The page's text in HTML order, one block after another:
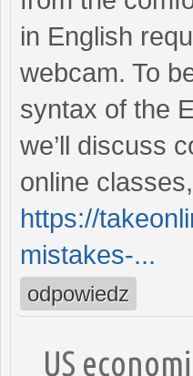
in English
webcam. To
syntax of the
we’ll discuss
online
https://
mistakes-...
odpowiedz
US